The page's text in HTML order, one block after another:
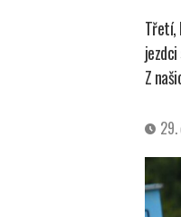
Třetí,
Z
Datum